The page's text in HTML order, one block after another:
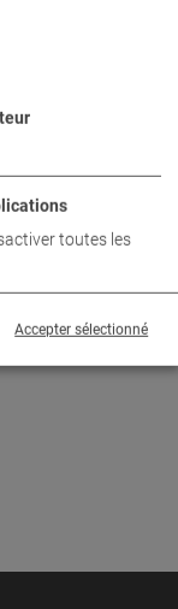
toutes les
Accepter sélectionné